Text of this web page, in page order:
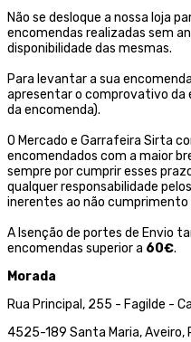
Não se desloque a nossa loja
encomendas realizadas sem
disponibilidade das mesmas.
Para levantar a sua
apresentar o comprovativo da
da encomenda).
O Mercado e Garrafeira Sirta
encomendados com a maior
sempre por cumprir esses
qualquer responsabilidade
inerentes ao não cumprimento
A Isenção de portes de Envio
encomendas superior a 60€.
Morada
Rua Principal, 255 - Fagilde -
4525-189 Santa Maria, Aveiro,